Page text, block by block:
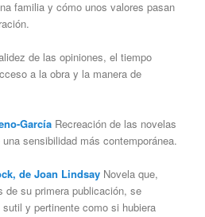
familia y cómo unos valores pasan
de las opiniones, el tiempo
a la obra y la manera de
GarcíaRecreación de las novelas
sensibilidad más contemporánea.
de Joan LindsayNovela que,
de su primera publicación, se
y pertinente como si hubiera